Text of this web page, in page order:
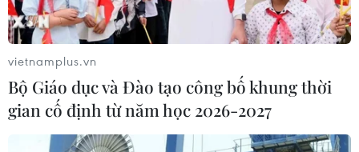
vietnamplus.vn
Bộ Giáo dục và Đào tạo công bố khung thời
gian cố định từ năm học 2026-2027